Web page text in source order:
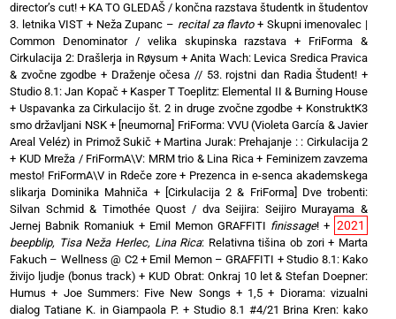
director’s cut! + KA TO GLEDAŠ / končna razstava študentk in študentov
3. letnika VIST + Neža Zupanc – recital za flavto+ Skupni imenovalec |
Common Denominator / velika skupinska razstava + FriForma &
Cirkulacija 2: Drašlerja in Røysum + Anita Wach: Levica Sredica Pravica
& zvočne zgodbe + Draženje očesa // 53. rojstni dan Radia Študent! +
Studio 8.1: Jan Kopač+ Kasper T Toeplitz: Elemental II & Burning House
+ Uspavanka za Cirkulacijo št. 2 in druge zvočne zgodbe + KonstruktK3
smo državljani NSK+ [neumorna] FriForma: VVU (Violeta García & Javier
Areal Veléz) in Primož Sukič + Martina Jurak: Prehajanje : : Cirkulacija 2
+ KUD Mreža / FriFormA\V: MRM trio & Lina Rica+ Feminizem zavzema
mesto! FriFormA\V in Rdeče zore+ Prezenca in e-senca akademskega
slikarja Dominika Mahniča + [Cirkulacija 2 & FriForma] Dve trobenti:
Silvan Schmid & Timothée Quost / dva Seijira: Seijiro Murayama &
Jernej Babnik Romaniuk + Emil Memon GRAFFITI finissage! + 2021
beepblip, Tisa Neža Herlec, Lina Rica: Relativna tišina ob zori+ Marta
Fakuch – Wellness @ C2+ Emil Memon – GRAFFITI +Studio 8.1: Kako
živijo ljudje (bonus track) + KUD Obrat: Onkraj 10 let & Stefan Doepner:
Humus + Joe Summers: Five New Songs + 1,5 + Diorama: vizualni
dialog Tatiane K. in Giampaola P. + Studio 8.1 #4/21 Brina Kren: kako